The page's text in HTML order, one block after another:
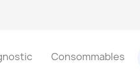
Consommables